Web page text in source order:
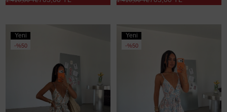
Yeni
Ürün
%50
Yeni
Ürün
%50